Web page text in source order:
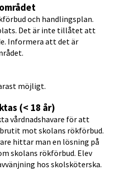
och handlingsplan.
Det är inte tillåtet att
Informera att det är
möjligt.
(< 18 år)
vårdnadshavare för att
mot skolans rökförbud.
hittar man en lösning på
skolans rökförbud. Elev
hos skolsköterska.